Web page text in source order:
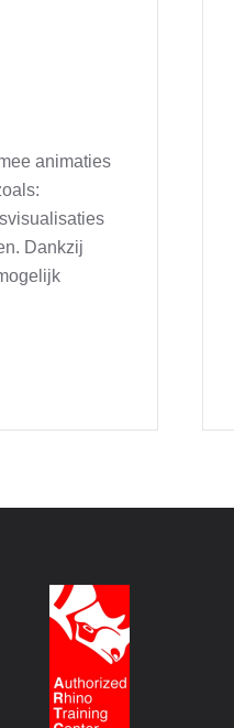
animaties
Dankzij